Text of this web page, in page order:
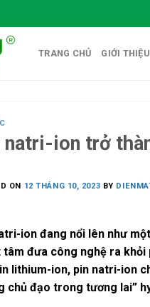
TRANG CHỦ GIỚI THIỆU
natri-ion trở
ON 12 THÁNG 10, 2023 BY
ion đang nổi lên như
tâm đưa công nghệ ra
lithium-ion, pin natri-ion
chủ đạo trong tương lai”